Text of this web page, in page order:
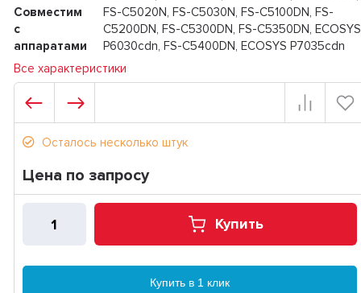
Совместим
с
аппаратами
FS-C5020N, FS-C5030N, FS-C5100DN, FS-
C5200DN, FS-C5300DN, FS-C5350DN, ECOSYS
P6030cdn, FS-C5400DN, ECOSYS P7035cdn
Все характеристики
Осталось несколько штук
Цена по запросу
Купить
Купить в 1 клик